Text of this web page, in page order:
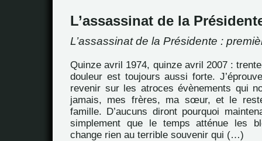
L’assassinat de la
L’assassinat de la Présidente :
Quinze avril 1974, quinze avril 2007 :
douleur est toujours aussi forte.
revenir sur les atroces évènements qui
jamais, mes frères, ma sœur, et le
famille. D’aucuns diront pourquoi
simplement que le temps atténue les
change rien au terrible souvenir qui (…)